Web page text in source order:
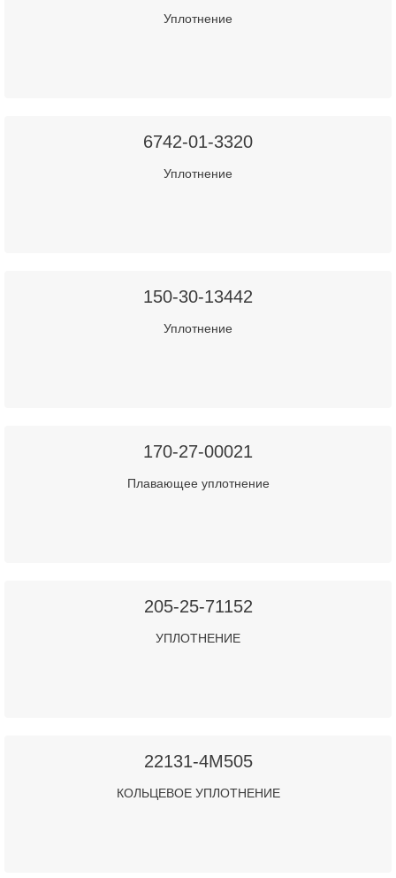
Уплотнение
6742-01-3320
Уплотнение
150-30-13442
Уплотнение
170-27-00021
Плавающее уплотнение
205-25-71152
УПЛОТНЕНИЕ
22131-4M505
КОЛЬЦЕВОЕ УПЛОТНЕНИЕ